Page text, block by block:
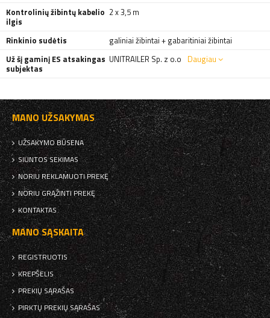
Kontrolinių žibintų kabelio
ilgis
2 x 3,5 m
Rinkinio sudėtis
galiniai žibintai + gabaritiniai žibintai
Už šį gaminį ES atsakingas
subjektas
UNITRAILER Sp. z o.o Daugiau
MANO UŽSAKYMAS
UŽSAKYMO BŪSENA
SIUNTOS SEKIMAS
NORIU REKLAMUOTI PREKĘ
NORIU GRĄŽINTI PREKĘ
KONTAKTAS
MANO SĄSKAITA
REGISTRUOTIS
KREPŠELIS
PREKIŲ SĄRAŠAS
PIRKTŲ PREKIŲ SĄRAŠAS